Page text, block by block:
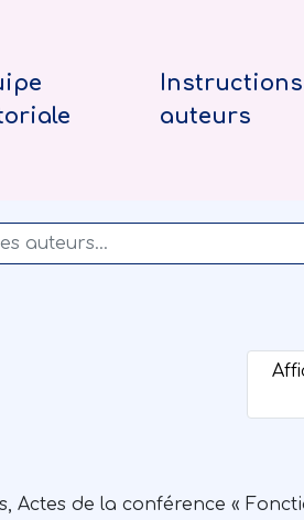
auteurs
de la conférence «